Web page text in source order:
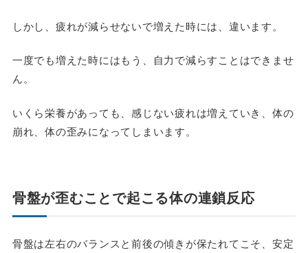
しかし、疲れが減らせないで増えた時には、違います。
一度でも増えた時にはもう、自力で減らすことはできませ
ん。
いくら栄養があっても、感じない疲れは増えていき、体の
崩れ、体の歪みになってしまいます。
骨盤が歪むことで起こる体の連鎖反応
骨盤は左右のバランスと前後の傾きが保たれてこそ、安定